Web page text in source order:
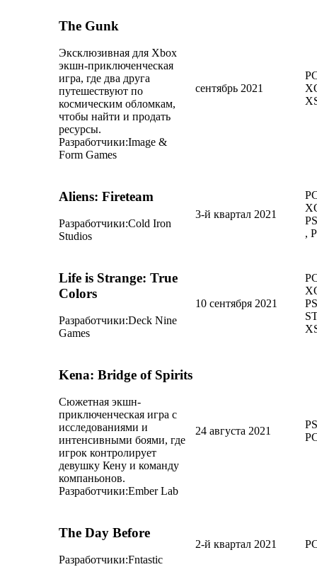
The Gunk
Эксклюзивная для Xbox
экшн-приключенческая
игра, где два друга
путешествуют по
космическим обломкам,
чтобы найти и продать
ресурсы.
Разработчики:Image &
Form Games
сентябрь 2021
Aliens: Fireteam
Разработчики:Cold Iron
Studios
3-й квартал 2021
,
Life is Strange: True
Colors
Разработчики:Deck Nine
Games
10 сентября 2021
Kena: Bridge of Spirits
Сюжетная экшн-
приключенческая игра с
исследованиями и
интенсивными боями, где
игрок контролирует
девушку Кену и команду
компаньонов.
Разработчики:Ember Lab
24 августа 2021
The Day Before
Разработчики:Fntastic
2-й квартал 2021